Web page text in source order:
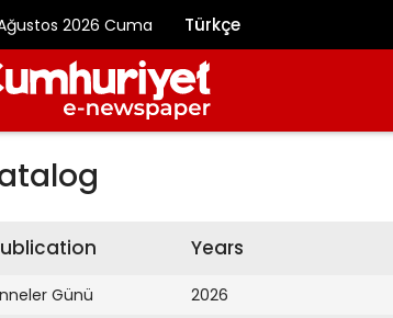
2026 Cuma Türkçe
Günü
Years
2026